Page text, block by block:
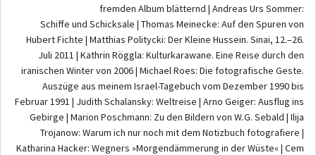
fremden Album blätternd | Andreas Urs Sommer:
Schiffe und Schicksale | Thomas Meinecke: Auf den Spuren von
Hubert Fichte | Matthias Politycki: Der Kleine Hussein. Sinai, 12.–26.
Juli 2011 | Kathrin Röggla: Kulturkarawane. Eine Reise durch den
iranischen Winter von 2006 | Michael Roes: Die fotografische Geste.
Auszüge aus meinem Israel-Tagebuch vom Dezember 1990 bis
Februar 1991 | Judith Schalansky: Weltreise | Arno Geiger: Ausflug ins
Gebirge | Marion Poschmann: Zu den Bildern von W.G. Sebald | Ilija
Trojanow: Warum ich nur noch mit dem Notizbuch fotografiere |
Katharina Hacker: Wegners »Morgendämmerung in der Wüste« | Cem